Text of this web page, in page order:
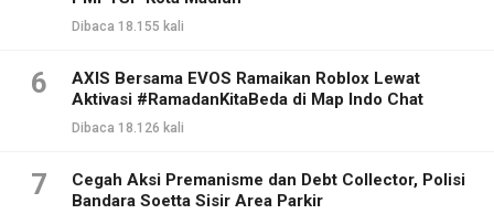
Dibaca 18.155 kali
6
AXIS Bersama EVOS Ramaikan Roblox Lewat
Aktivasi #RamadanKitaBeda di Map Indo Chat
Dibaca 18.126 kali
7
Cegah Aksi Premanisme dan Debt Collector, Polisi
Bandara Soetta Sisir Area Parkir